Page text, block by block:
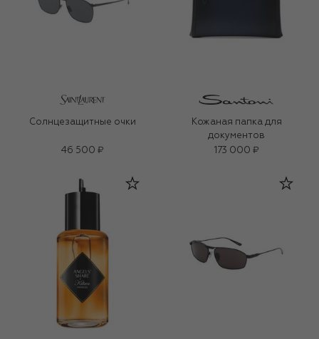
Солнцезащитные очки
46 500 ₽
Кожаная папка для
документов
173 000 ₽